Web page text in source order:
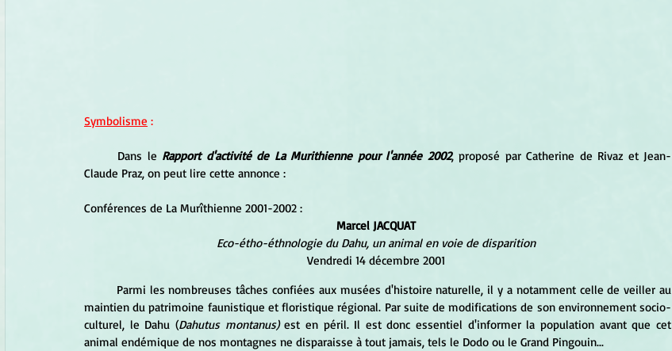
Symbolisme :
	Dans le
Rapport d'activité de La Murithienne pour l'année 2002, proposé par Catherine de Rivaz et Jean-
Claude Praz, on peut lire cette annonce :
Conférences de La Murîthienne 2001-2002 :
Marcel JACQUAT
Eco-étho-éthnologie du Dahu, un animal en voie de disparition
Vendredi 14 décembre 2001
maintien du patrimoine faunistique et floristique régional. Par suite de modifications de son environnement socio-
culturel, le Dahu (Dahutus montanus) est en péril. Il est donc essentiel d'informer la population avant que cet
animal endémique de nos montagnes ne disparaisse à tout jamais, tels le Dodo ou le Grand Pingouin...